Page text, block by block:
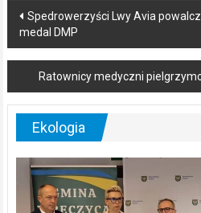
Post
navigation
Spedrowerzyści Lwy Avia
medal DMP
Ratownicy medyczni
Ekologia